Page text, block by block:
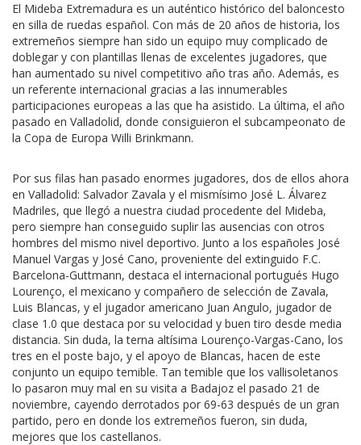
El Mideba Extremadura es un auténtico histórico del baloncesto
en silla de ruedas español. Con más de 20 años de historia, los
extremeños siempre han sido un equipo muy complicado de
doblegar y con plantillas llenas de excelentes jugadores, que
han aumentado su nivel competitivo año tras año. Además, es
un referente internacional gracias a las innumerables
participaciones europeas a las que ha asistido. La última, el año
pasado en Valladolid, donde consiguieron el subcampeonato de
la Copa de Europa Willi Brinkmann.
Por sus filas han pasado enormes jugadores, dos de ellos ahora
en Valladolid: Salvador Zavala y el mismísimo José L. Álvarez
Madriles, que llegó a nuestra ciudad procedente del Mideba,
pero siempre han conseguido suplir las ausencias con otros
hombres del mismo nivel deportivo. Junto a los españoles José
Manuel Vargas y José Cano, proveniente del extinguido F.C.
Barcelona-Guttmann, destaca el internacional portugués Hugo
Lourenço, el mexicano y compañero de selección de Zavala,
Luis Blancas, y el jugador americano Juan Angulo, jugador de
clase 1.0 que destaca por su velocidad y buen tiro desde media
distancia. Sin duda, la terna altísima Lourenço-Vargas-Cano, los
tres en el poste bajo, y el apoyo de Blancas, hacen de este
conjunto un equipo temible. Tan temible que los vallisoletanos
lo pasaron muy mal en su visita a Badajoz el pasado 21 de
noviembre, cayendo derrotados por 69-63 después de un gran
partido, pero en donde los extremeños fueron, sin duda,
mejores que los castellanos.